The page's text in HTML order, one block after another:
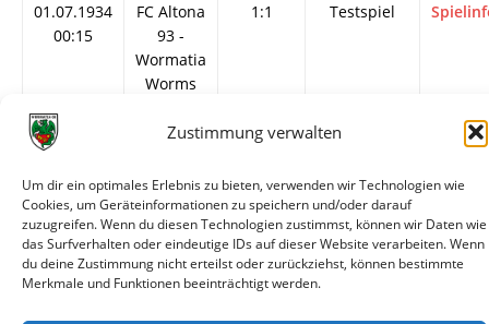
Zustimmung verwalten
Um dir ein optimales Erlebnis zu bieten, verwenden wir Technologien wie
Cookies, um Geräteinformationen zu speichern und/oder darauf
zuzugreifen. Wenn du diesen Technologien zustimmst, können wir Daten wie
das Surfverhalten oder eindeutige IDs auf dieser Website verarbeiten. Wenn
du deine Zustimmung nicht erteilst oder zurückziehst, können bestimmte
Merkmale und Funktionen beeinträchtigt werden.
01.07.1934
00:15
FC Altona
93 -
Wormatia
Worms
1:1 Testspiel
22.07.1929
93 -
Worms
18.07.1929
FC Altona
93 -
Wormatia
4:4 Testspiel